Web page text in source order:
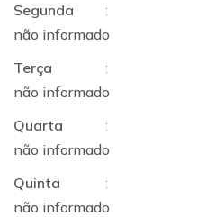
Segunda
:
não informado
Terça
:
não informado
Quarta
:
não informado
Quinta
:
não informado